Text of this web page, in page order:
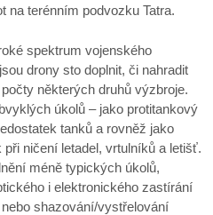
na terénním podvozku Tatra.
spektrum vojenského
drony sto doplnit, či nahradit
některých druhů výzbroje.
úkolů – jako protitankový
tanků a rovněž jako
při ničení letadel, vrtulníků a letišť.
méně typických úkolů,
i elektronického zastírání
shazování/vystřelování